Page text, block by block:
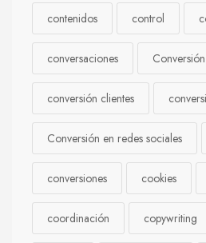
contenidos control
conversaciones Conversión
conversión clientes
Conversión en redes sociales
conversiones cookies
coordinación copywriting